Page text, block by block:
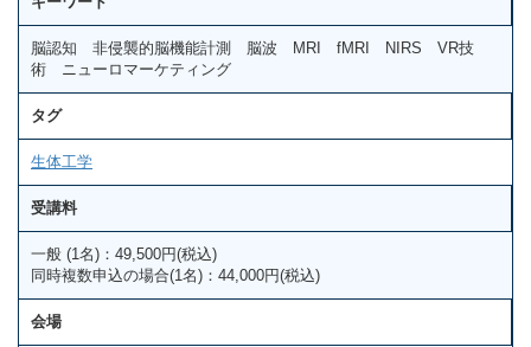
脳認知 非侵襲的脳機能計測 脳波 MRI fMRI NIRS VR技
術 ニューロマーケティング
タグ
生体工学
受講料
一般 (1名)：49,500円(税込)
同時複数申込の場合(1名)：44,000円(税込)
会場